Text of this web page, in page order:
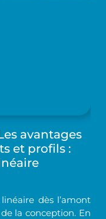
avantages
et profils :
dès l’amont
la conception. En